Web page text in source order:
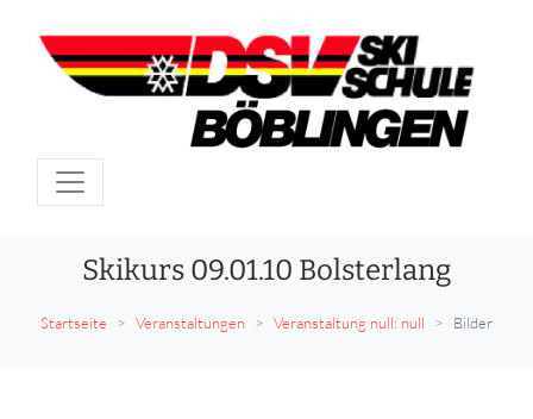
Skikurs 09.01.10 Bolsterlang
Startseite Veranstaltungen Veranstaltung null: null Bilder